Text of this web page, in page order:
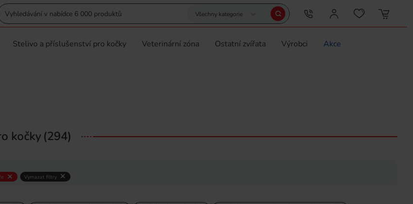
Všechny kategorie
Stelivo a příslušenství pro kočky Veterinární zóna Ostatní zvířata Výrobci Akce
kočky(294)
Vymazat filtry